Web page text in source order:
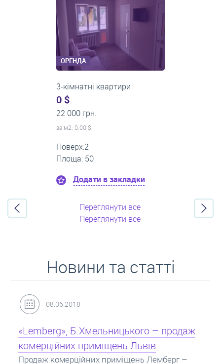
ОРЕНДА
1-кімнатні квартири
0 $
13 000 грн.
за м2: 0.00 $
Поверх:5
Площа: 50
Додати в закладки
Переглянути все
Переглянути все
Новини та статті
31.05.2018
Кредит під заставу нерухомості: іпотека
Іпотека на квартиру – кредит на житло під
заставу нерухомості. Купити в іпотеку – що